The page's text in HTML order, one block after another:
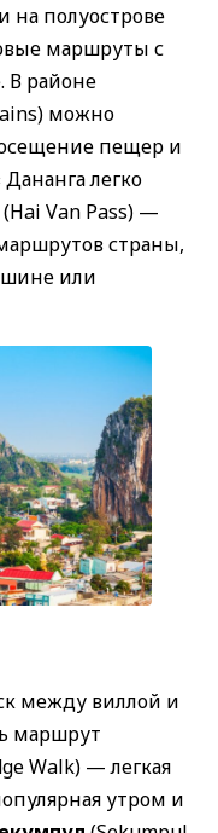
на полуострове
маршруты с
районе
можно
пещер и
легко
(Hai Van Pass) —
страны,
или
между виллой и
маршрут
Walk) — легкая
утром и